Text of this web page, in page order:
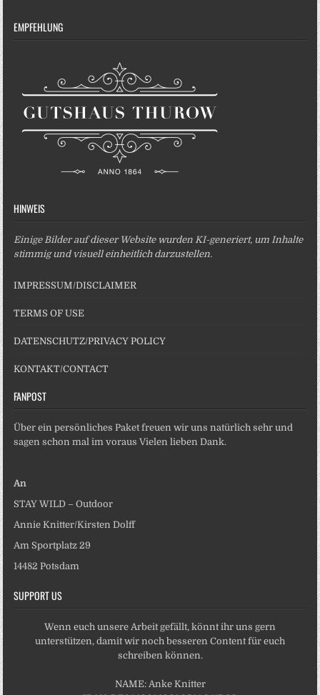
EMPFEHLUNG
HINWEIS
Einige Bilder auf dieser Website wurden KI-generiert, um Inhalte
stimmig und visuell einheitlich darzustellen.
IMPRESSUM/DISCLAIMER
TERMS OF USE
DATENSCHUTZ/PRIVACY POLICY
KONTAKT/CONTACT
FANPOST
Über ein persönliches Paket freuen wir uns natürlich sehr und
sagen schon mal im voraus Vielen lieben Dank.
An
STAY WILD – Outdoor
Annie Knitter/Kirsten Dolff
Am Sportplatz 29
14482 Potsdam
SUPPORT US
Wenn euch unsere Arbeit gefällt, könnt ihr uns gern
unterstützen, damit wir noch besseren Content für euch
schreiben können.
NAME: Anke Knitter